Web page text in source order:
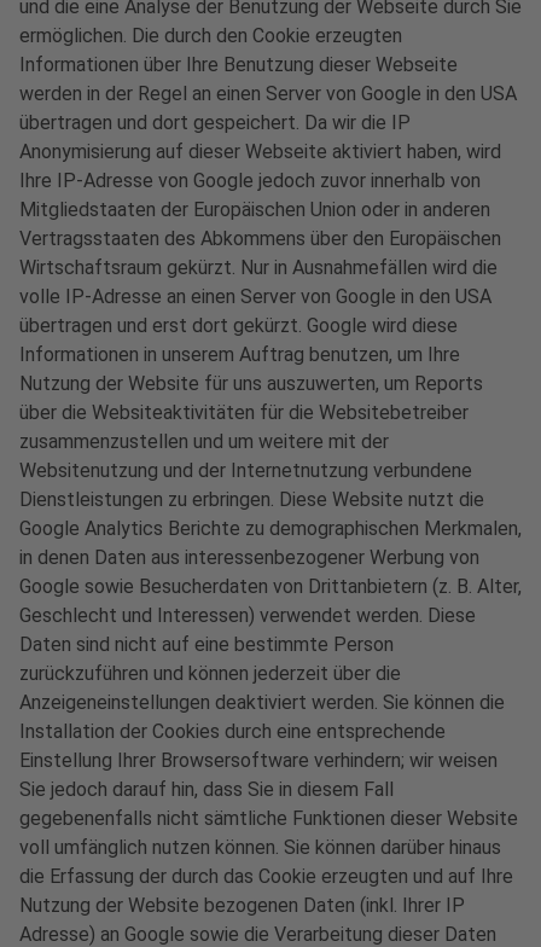
und die eine Analyse der Benutzung der Webseite durch Sie
ermöglichen. Die durch den Cookie erzeugten
Informationen über Ihre Benutzung dieser Webseite
werden in der Regel an einen Server von Google in den USA
übertragen und dort gespeichert. Da wir die IP
Anonymisierung auf dieser Webseite aktiviert haben, wird
Ihre IP-Adresse von Google jedoch zuvor innerhalb von
Mitgliedstaaten der Europäischen Union oder in anderen
Vertragsstaaten des Abkommens über den Europäischen
Wirtschaftsraum gekürzt. Nur in Ausnahmefällen wird die
volle IP-Adresse an einen Server von Google in den USA
übertragen und erst dort gekürzt. Google wird diese
Informationen in unserem Auftrag benutzen, um Ihre
Nutzung der Website für uns auszuwerten, um Reports
über die Websiteaktivitäten für die Websitebetreiber
zusammenzustellen und um weitere mit der
Websitenutzung und der Internetnutzung verbundene
Dienstleistungen zu erbringen. Diese Website nutzt die
Google Analytics Berichte zu demographischen Merkmalen,
in denen Daten aus interessenbezogener Werbung von
Google sowie Besucherdaten von Drittanbietern (z. B. Alter,
Geschlecht und Interessen) verwendet werden. Diese
Daten sind nicht auf eine bestimmte Person
zurückzuführen und können jederzeit über die
Anzeigeneinstellungen deaktiviert werden. Sie können die
Installation der Cookies durch eine entsprechende
Einstellung Ihrer Browsersoftware verhindern; wir weisen
Sie jedoch darauf hin, dass Sie in diesem Fall
gegebenenfalls nicht sämtliche Funktionen dieser Website
voll umfänglich nutzen können. Sie können darüber hinaus
die Erfassung der durch das Cookie erzeugten und auf Ihre
Nutzung der Website bezogenen Daten (inkl. Ihrer IP
Adresse) an Google sowie die Verarbeitung dieser Daten